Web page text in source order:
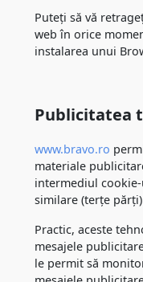
Puteți să vă
web în orice
instalarea unui
Publicitatea
www.bravo.ro
materiale
intermediul
similare (terțe
Practic, aceste
mesajele
le permit să